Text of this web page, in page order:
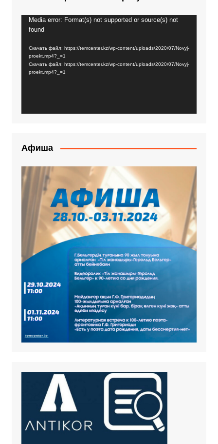
Видеоплеер
Media error: Format(s) not supported or source(s) not
found
Скачать файл: https://temcenter.kz/wp-content/uploads/2020/07/Novyj-
proekt.mp4?_=1
Скачать файл: https://temcenter.kz/wp-content/uploads/2020/07/Novyj-
proekt.mp4?_=1
Афиша